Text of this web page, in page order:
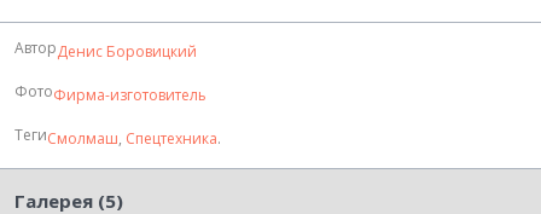
АвторДенис Боровицкий
ФотоФирма-изготовитель
ТегиСмолмаш, Спецтехника.
Галерея (5)